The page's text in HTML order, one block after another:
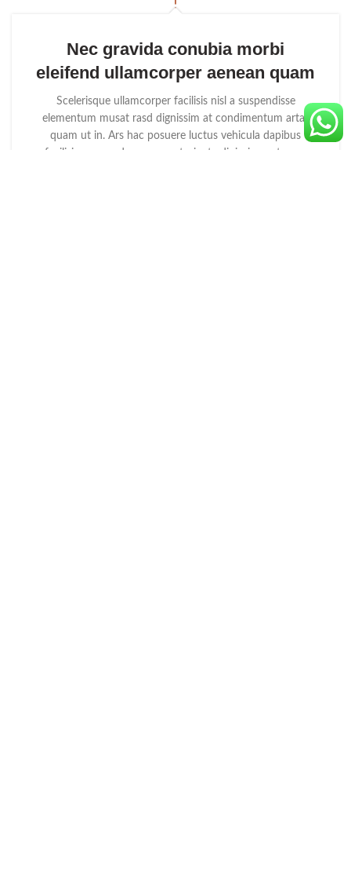
Nec gravida conubia morbi
eleifend ullamcorper aenean quam
Scelerisque ullamcorper facilisis nisl a suspendisse
elementum musat rasd dignissim at condimentum artas
quam ut in. Ars hac posuere luctus vehicula dapibus
facilisis commodo curae parturient adipiscing natoque.